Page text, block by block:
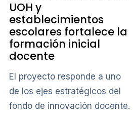
UOH y
establecimientos
escolares fortalece la
formación inicial
docente
El proyecto responde a uno
de los ejes estratégicos del
fondo de innovación docente.